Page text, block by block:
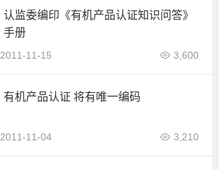
认监委编印《有机产品认证知识问答》
手册
2011-11-15 3,600
有机产品认证 将有唯一编码
2011-11-04 3,210